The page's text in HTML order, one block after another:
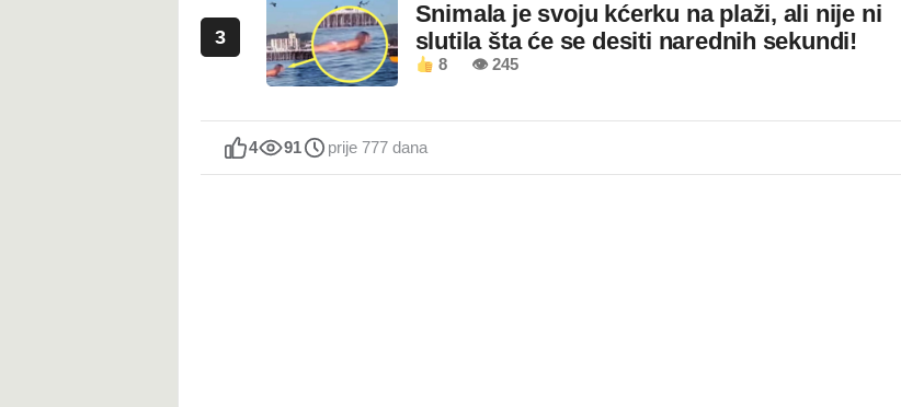
3
Snimala je svoju kćerku na plaži, ali nije ni
slutila šta će se desiti narednih sekundi!
8 👁 245
4 91 prije 777 dana